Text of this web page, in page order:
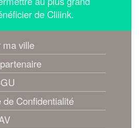
de Cliiink.
ma ville
de Confidentialité